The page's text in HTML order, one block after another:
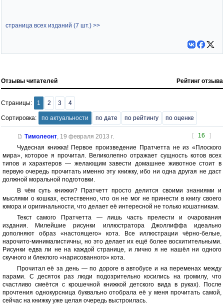
страница всех изданий (7 шт.) >>
Отзывы читателей Рейтинг отзыва
Страницы: 1 2 3 4
Сортировка: по актуальности по дате по рейтингу по оценке
[ 16 ]
Тимолеонт, 19 февраля 2013 г.
Чудесная книжка! Первое произведение Пратчетта не из «Плоского
мира», которое я прочитал. Великолепно отражает сущность котов всех
типов и характеров — желающим завести домашнее животное стоит в
первую очередь прочитать именно эту книжку, ибо ни одна другая не даст
должной моральной подготовки.
В чём суть книжки? Пратчетт просто делится своими знаниями и
мыслями о кошках, естественно, что он не мог не принести в книгу своего
юмора и оригинальности, что делает её интересной не только кошатникам.
Текст самого Пратчетта — лишь часть прелести и очарования
издания. Милейшие рисунки иллюстратора Джоллиффа идеально
дополняют образ «настоящего» кота. Все иллюстрации чёрно-белые,
нарочито-минималистичны, но это делает их ещё более восхитительными.
Рисунки едва ли не на каждой странице, и лично я не нашёл ни одного
скучного и блеклого «нарисованного» кота.
Прочитал её за день — по дороге в автобусе и на переменах между
парами. С десяток раз люди подозрительно косились на громилу, что
счастливо смеётся с крошечной книжкой детского вида в руках). После
прочтения однокурсница буквально отобрала её у меня прочитать самой,
сейчас на книжку уже целая очередь выстроилась.